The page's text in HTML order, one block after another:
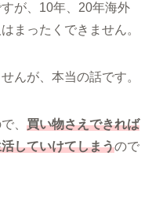
が、10年、20年海外
まったくできません。
んが、本当の話です。
、 買い物さえできれば
していけてしまうので